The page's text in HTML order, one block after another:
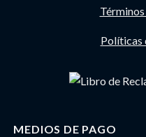
Políticas
MEDIOS DE PAGO